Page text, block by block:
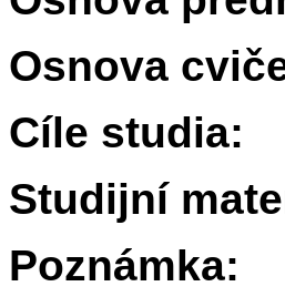
Osnova
Cíle studia:
Studijní
Poznámka: